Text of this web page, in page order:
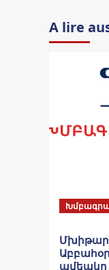
A lire
ամեակը